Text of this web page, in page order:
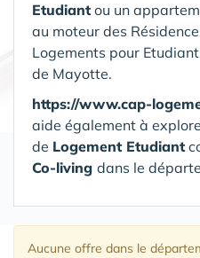
Etudiant ou un
au moteur des
Logements pour
de Mayotte.
https://www.cap-
aide également à
de Logement Etudiant
Co-living dans le
Aucune offre dans le